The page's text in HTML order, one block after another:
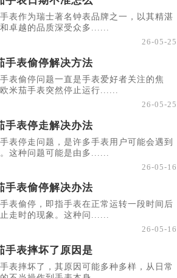
表作为瑞士著名钟表品牌之一，以其精湛
卓越的品质深受众多......
26-05-25
手表偷停解决方法
表偷停问题一直是手表爱好者关注的焦
米茄手表突然停止运行......
26-05-25
手表停走解决办法
表停走问题，是许多手表用户可能会遇到
这种问题可能是由多......
26-05-16
手表偷停解决办法
表偷停，即指手表在正常运转一段时间后
走时的现象。这种问......
26-05-16
手表摔坏了原因是
表摔坏了，其原因可能多种多样，从日常